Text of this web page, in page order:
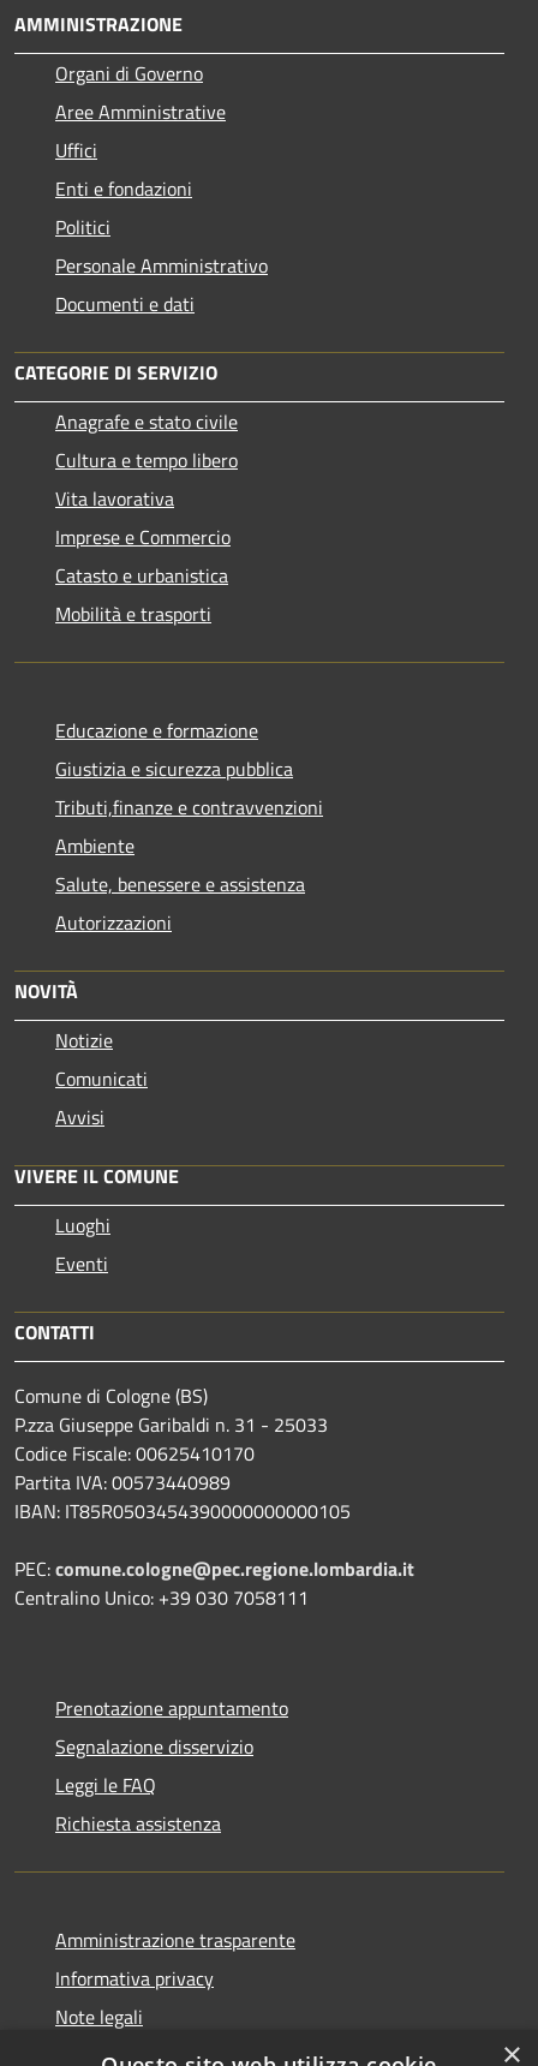
AMMINISTRAZIONE
Organi di Governo
Aree Amministrative
Uffici
Enti e fondazioni
Politici
Personale Amministrativo
Documenti e dati
CATEGORIE DI SERVIZIO
Anagrafe e stato civile
Cultura e tempo libero
Vita lavorativa
Imprese e Commercio
Catasto e urbanistica
Mobilità e trasporti
Educazione e formazione
Giustizia e sicurezza pubblica
Tributi,finanze e contravvenzioni
Ambiente
Salute, benessere e assistenza
Autorizzazioni
NOVITÀ
Notizie
Comunicati
Avvisi
VIVERE IL COMUNE
Luoghi
Eventi
CONTATTI
Comune di Cologne (BS)
P.zza Giuseppe Garibaldi n. 31 - 25033
Codice Fiscale: 00625410170
Partita IVA: 00573440989
IBAN: IT85R0503454390000000000105
PEC:comune.cologne@pec.regione.lombardia.it
Centralino Unico: +39 030 7058111
Prenotazione appuntamento
Segnalazione disservizio
Leggi le FAQ
Richiesta assistenza
Amministrazione trasparente
Informativa privacy
Note legali
Dichiarazione di accessibilità
×